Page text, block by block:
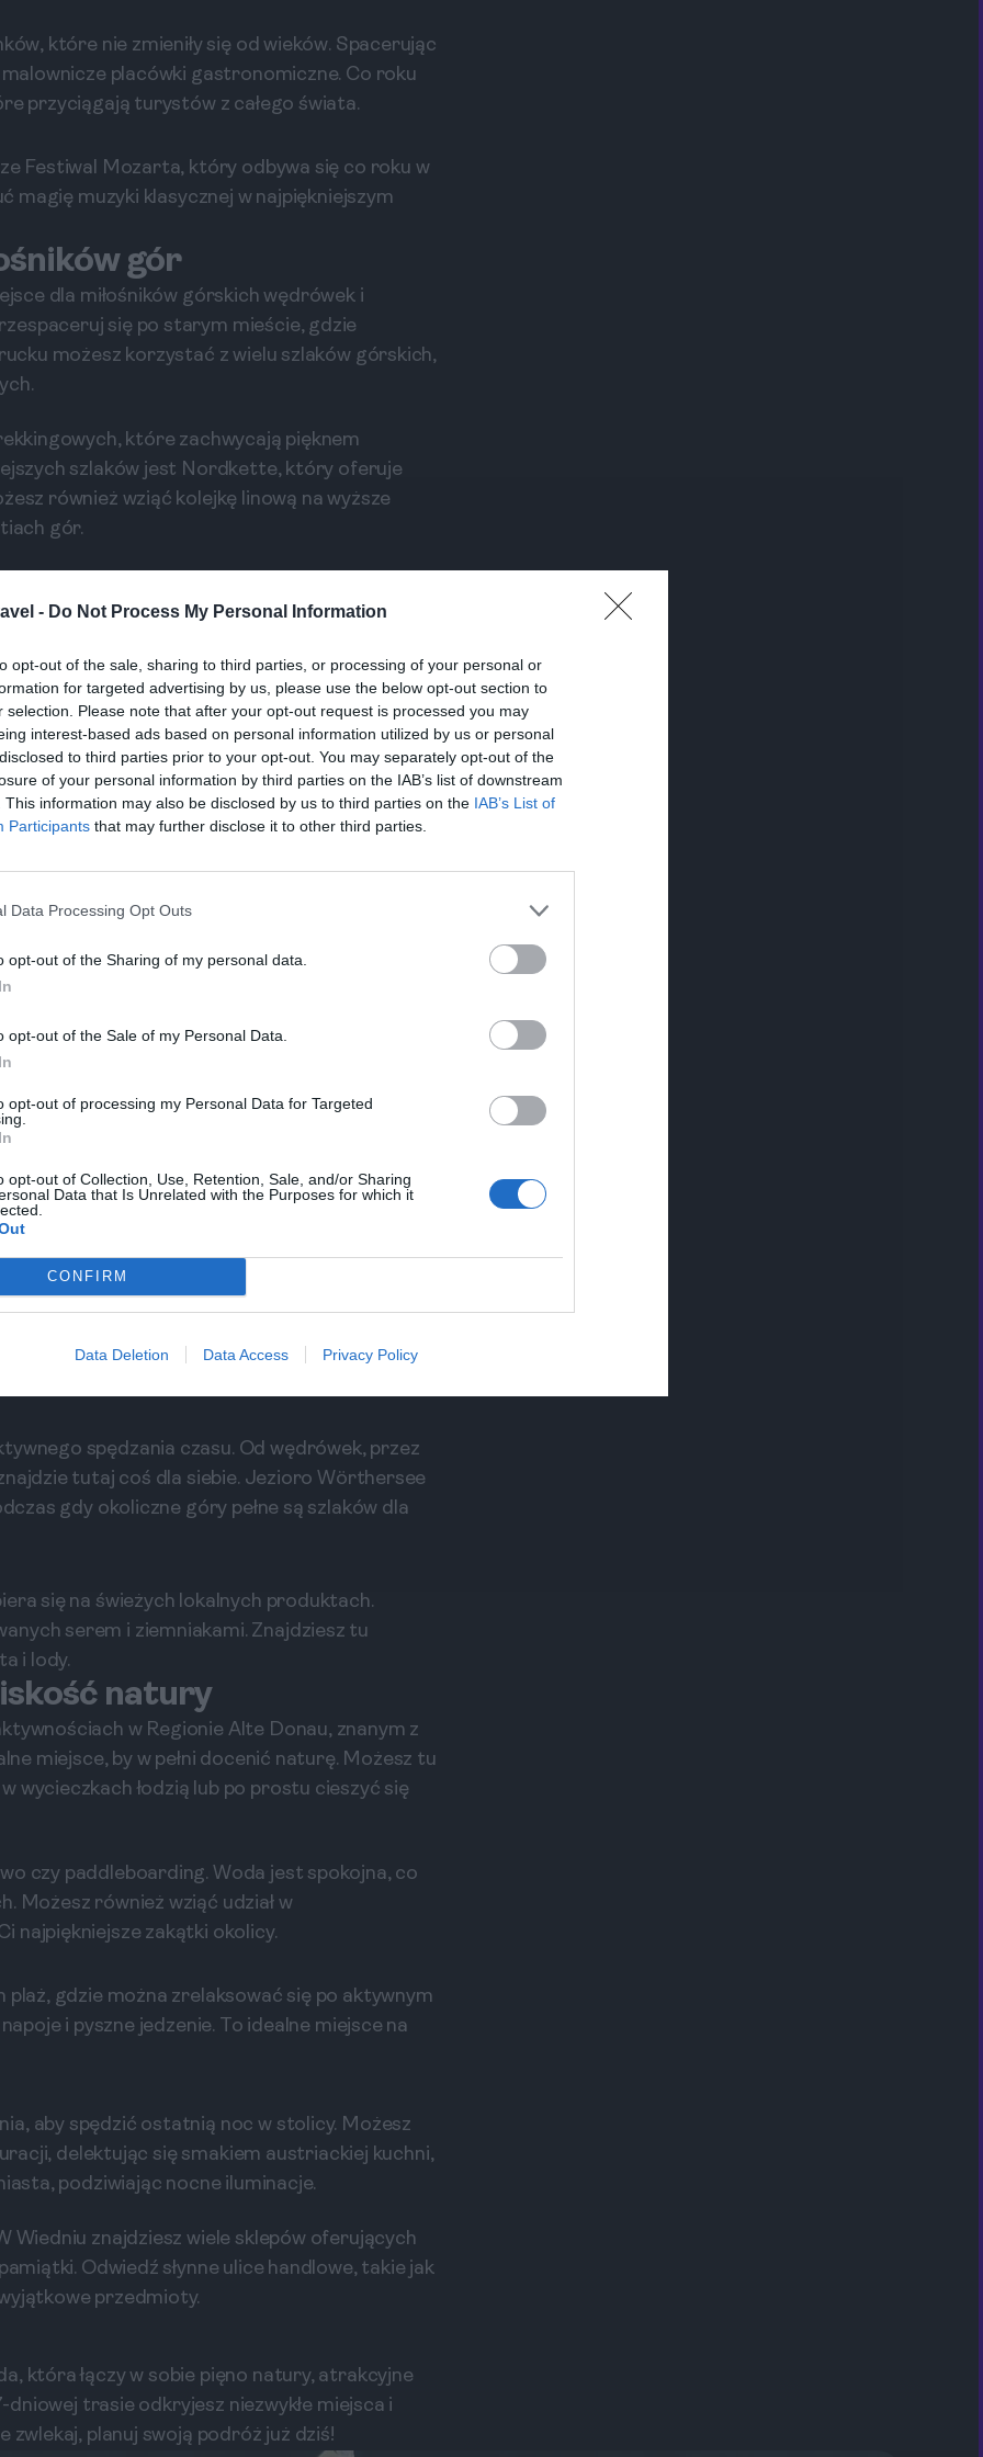
- Do Not Process My Personal Information
opt-out of the sale, sharing to third parties, or processing of your personal or
for targeted advertising by us, please use the below opt-out section to
selection. Please note that after your opt-out request is processed you may
interest-based ads based on personal information utilized by us or personal
to third parties prior to your opt-out. You may separately opt-out of the
of your personal information by third parties on the IAB’s list of downstream
This information may also be disclosed by us to third parties on the IAB’s List of
Participants that may further disclose it to other third parties.
Data Processing Opt Outs
opt-out of the Sharing of my personal data.
opt-out of the Sale of my Personal Data.
opt-out of processing my Personal Data for Targeted
opt-out of Collection, Use, Retention, Sale, and/or Sharing
Data that Is Unrelated with the Purposes for which it
CONFIRM
Data Deletion Data Access Privacy Policy
które nie zmieniły się od wieków. Spacerując
placówki gastronomiczne. Co roku
przyciągają turystów z całego świata.
Festiwal Mozarta, który odbywa się co roku w
magię muzyki klasycznej w najpiękniejszym
gór
dla miłośników górskich wędrówek i
się po starym mieście, gdzie
możesz korzystać z wielu szlaków górskich,
które zachwycają pięknem
szlaków jest Nordkette, który oferuje
również wziąć kolejkę linową na wyższe
gór.
austriackiej kultury. Odwiedź Targ
gdzie lokalni rzemieślnicy sprzedają
potraw, takich jak Tyrolski ser.
na wodzie
Jeziorem Bodeńskim, które leży na granicy
uprawiania sportów wodnych, takich jak
miasteczka, takie jak Bregenz oraz Lindau,
na wodzie. Możesz wynająć łódź lub wziąć
do jazdy na rowerze, a liczne ścieżki
Warto zatrzymać się w jednej z nadmorskich
gdzie możesz się zrelaksować. Urok Bregenz
na świeżym powietrzu. Warto sprawdzić
Twojej wizyty odbywa się jakiś festiwal.
miejscowościach, takich jak Velden
plaż. Karyntia to region, który
jeziorami. Warto poświęcić kilka dni na
spędzania czasu. Od wędrówek, przez
tutaj coś dla siebie. Jezioro Wörthersee
gdy okoliczne góry pełne są szlaków dla
się na świeżych lokalnych produktach.
serem i ziemniakami. Znajdziesz tu
i lody.
natury
w Regionie Alte Donau, znanym z
miejsce, by w pełni docenić naturę. Możesz tu
wycieczkach łodzią lub po prostu cieszyć się
czy paddleboarding. Woda jest spokojna, co
Możesz również wziąć udział w
najpiękniejsze zakątki okolicy.
plaż, gdzie można zrelaksować się po aktywnym
i pyszne jedzenie. To idealne miejsce na
aby spędzić ostatnią noc w stolicy. Możesz
delektując się smakiem austriackiej kuchni,
podziwiając nocne iluminacje.
Wiedniu znajdziesz wiele sklepów oferujących
Odwiedź słynne ulice handlowe, takie jak
przedmioty.
która łączy w sobie pięno natury, atrakcyjne
trasie odkryjesz niezwykłe miejsca i
planuj swoją podróż już dziś!